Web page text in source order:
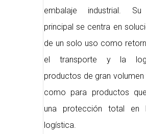
embalaje industrial. Su
principal se centra en
de un solo uso como
el transporte y la
productos de gran volumen
como para productos
una protección total en
logística.